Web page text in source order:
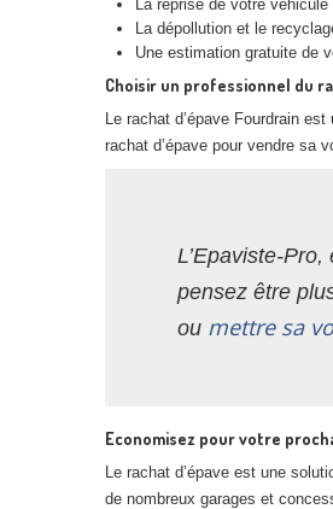
La reprise de votre véhicule
La dépollution et le
Une estimation gratuite de
Choisir un professionnel du
Le rachat d’épave Fourdrain
rachat d’épave pour vendre sa
L’Epaviste-
pensez être
ou mettre sa
Economisez pour votre
Le rachat d’épave est une
de nombreux garages et